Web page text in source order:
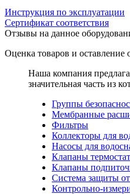
Инструкция по эксплуатации
Сертификат соответствия
Отзывы на данное
Оценка товаров и оставление
Наша компания
значительная часть из
Группы
Мембранные
Фильтры
Коллекторы для
Насосы для
Клапаны
Клапаны
Система защиты
Контрольно-